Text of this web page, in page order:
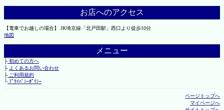
お店へのアクセス
【電車でお越しの場合】 JR埼京線「北戸田駅」西口より徒歩10分
地図
メニュー
├初めての方へ
├ よくあるお問い合わせ
├ご利用規約
└ﾌﾟﾗｲﾊﾞｼｰﾎﾟﾘｼｰ
ページトップへ
マイページへ